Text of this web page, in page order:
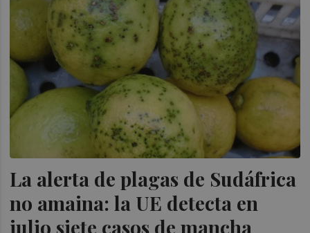
La alerta de plagas de Sudáfrica
no amaina: la UE detecta en
julio siete casos de mancha